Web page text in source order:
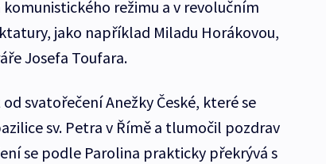
režimu a v revolučním
jako například Miladu Horákovou,
Josefa Toufara.
svatořečení Anežky České, které se
sv. Petra v Římě a tlumočil pozdrav
se podle Parolina prakticky překrývá s